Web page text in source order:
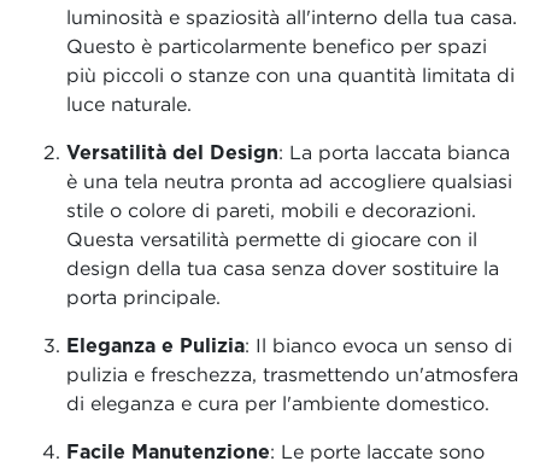
luminosità e spaziosità all'interno della tua casa.
Questo è particolarmente benefico per spazi
più piccoli o stanze con una quantità limitata di
luce naturale.
Versatilità del Design: La porta laccata bianca
è una tela neutra pronta ad accogliere qualsiasi
stile o colore di pareti, mobili e decorazioni.
Questa versatilità permette di giocare con il
design della tua casa senza dover sostituire la
porta principale.
Eleganza e Pulizia: Il bianco evoca un senso di
pulizia e freschezza, trasmettendo un'atmosfera
di eleganza e cura per l'ambiente domestico.
Facile Manutenzione: Le porte laccate sono